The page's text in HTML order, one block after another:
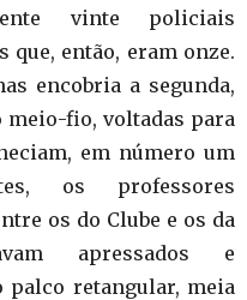
vinte policiais
que, então, eram onze.
encobria a segunda,
meio-fio, voltadas para
em número um
os professores
os do Clube e os da
apressados e
retangular, meia